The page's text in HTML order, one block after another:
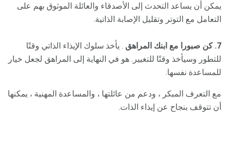
يمكن أن يساعد التحدث إلى الأصدقاء والعائلة الموثوق بهم على
التعامل مع التوتر وتقليل الإصابة الذاتية.
7. كن صبورا مع ابنك المراهق
. يأخذ سلوك الإيذاء الذاتي وقتًا
للتطور وسيأخذ وقتًا للتغيير. هو في النهاية إلى المراهق لجعل خيار
للمساعدة نفسها.
مع التعرف المبكر ، ودعم من عائلتها ، والمساعدة المهنية ، يمكنها
أن تتوقف بنجاح عن إيذاء الذات.